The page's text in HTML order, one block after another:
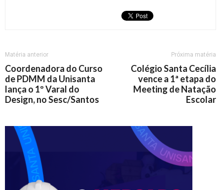
Matéria anterior
Coordenadora do Curso
de PDMM da Unisanta
lança o 1º Varal do
Design, no Sesc/Santos
Próxima matéria
Colégio Santa Cecília
vence a 1ª etapa do
Meeting de Natação
Escolar